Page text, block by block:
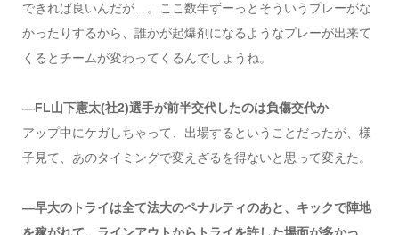
できれば良いんだが…。ここ数年ずーっとそういうプレーがな
かったりするから、誰かが起爆剤になるようなプレーが出来て
くるとチームが変わってくるんでしょうね。
―FL山下憲太(社2)選手が前半交代したのは負傷交代か
アップ中にケガしちゃって、出場するということだったが、様
子見て、あのタイミングで変えざるを得ないと思って変えた。
―早大のトライは全て法大のペナルティのあと、キックで陣地